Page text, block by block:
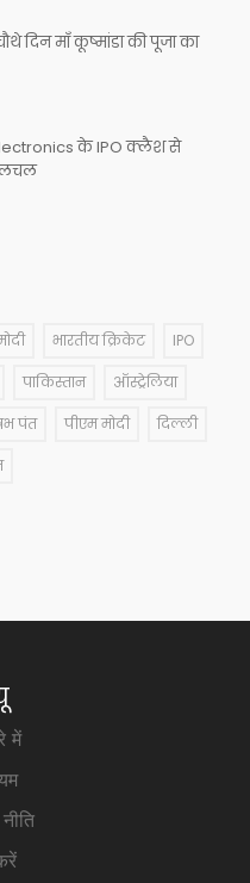
दिन माँ कूष्मांडा की पूजा का
के IPO क्लैश से
भारतीय क्रिकेट IPO
पाकिस्तान ऑस्ट्रेलिया
पंत पीएम मोदी दिल्ली
में